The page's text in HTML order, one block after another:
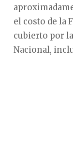
el costo de la
cubierto por
Nacional,